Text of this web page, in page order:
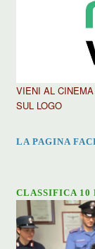
VIENI AL
SUL LOGO
LA PAGINA
CLASSIFICA